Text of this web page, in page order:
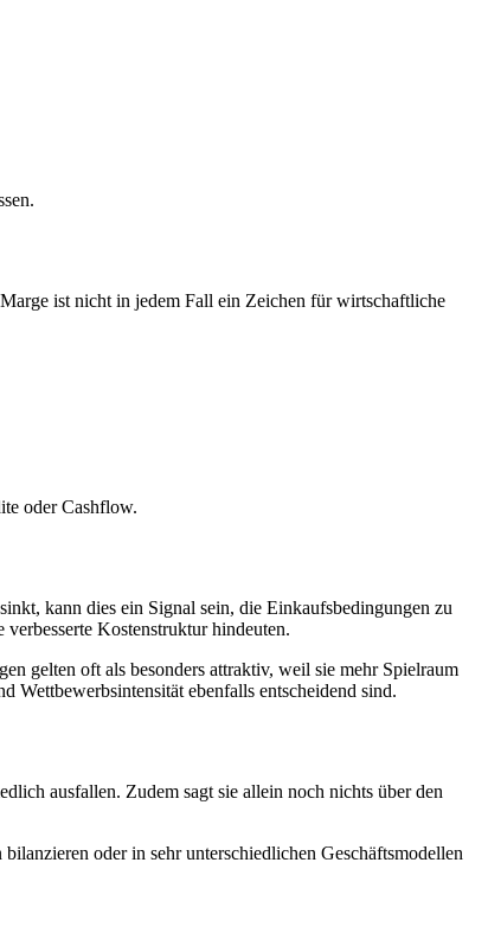
ist nicht in jedem Fall ein Zeichen für wirtschaftliche
oder Cashflow.
kann dies ein Signal sein, die Einkaufsbedingungen zu
Kostenstruktur hindeuten.
gelten oft als besonders attraktiv, weil sie mehr Spielraum
Wettbewerbsintensität ebenfalls entscheidend sind.
ausfallen. Zudem sagt sie allein noch nichts über den
oder in sehr unterschiedlichen Geschäftsmodellen